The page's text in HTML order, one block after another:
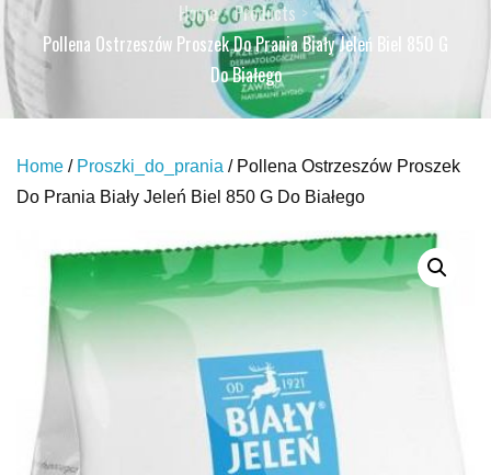
Home
Products
Pollena Ostrzeszów Proszek Do Prania Biały Jeleń Biel 850 G
Do Białego
Home / Proszki_do_prania / Pollena Ostrzeszów Proszek
Do Prania Biały Jeleń Biel 850 G Do Białego